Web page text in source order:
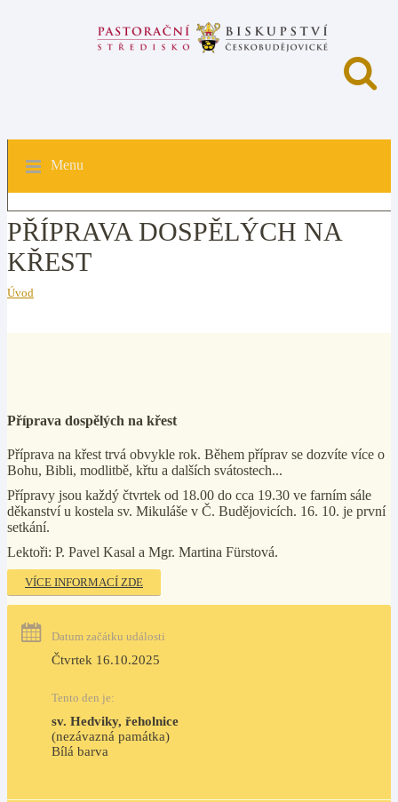
Menu
PŘÍPRAVA DOSPĚLÝCH NA
KŘEST
Úvod
Příprava dospělých na křest
Příprava na křest trvá obvykle rok. Během příprav se dozvíte více o
Bohu, Bibli, modlitbě, křtu a dalších svátostech...
Přípravy jsou každý čtvrtek od 18.00 do cca 19.30 ve farním sále
děkanství u kostela sv. Mikuláše v Č. Budějovicích. 16. 10. je první
setkání.
Lektoři: P. Pavel Kasal a Mgr. Martina Fürstová.
VÍCE INFORMACÍ ZDE
Datum začátku události
Čtvrtek 16.10.2025
Tento den je:
sv. Hedviky, řeholnice
(nezávazná památka)
Bílá barva